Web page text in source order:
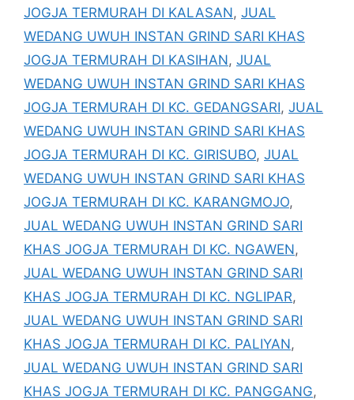
JOGJA TERMURAH DI KALASAN, JUAL
WEDANG UWUH INSTAN GRIND SARI KHAS
JOGJA TERMURAH DI KASIHAN, JUAL
WEDANG UWUH INSTAN GRIND SARI KHAS
JOGJA TERMURAH DI KC. GEDANGSARI, JUAL
WEDANG UWUH INSTAN GRIND SARI KHAS
JOGJA TERMURAH DI KC. GIRISUBO, JUAL
WEDANG UWUH INSTAN GRIND SARI KHAS
JOGJA TERMURAH DI KC. KARANGMOJO,
JUAL WEDANG UWUH INSTAN GRIND SARI
KHAS JOGJA TERMURAH DI KC. NGAWEN,
JUAL WEDANG UWUH INSTAN GRIND SARI
KHAS JOGJA TERMURAH DI KC. NGLIPAR,
JUAL WEDANG UWUH INSTAN GRIND SARI
KHAS JOGJA TERMURAH DI KC. PALIYAN,
JUAL WEDANG UWUH INSTAN GRIND SARI
KHAS JOGJA TERMURAH DI KC. PANGGANG,